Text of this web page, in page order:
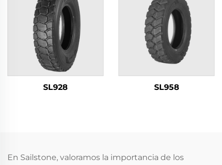
SL928 SL958
En Sailstone, valoramos la importancia de los